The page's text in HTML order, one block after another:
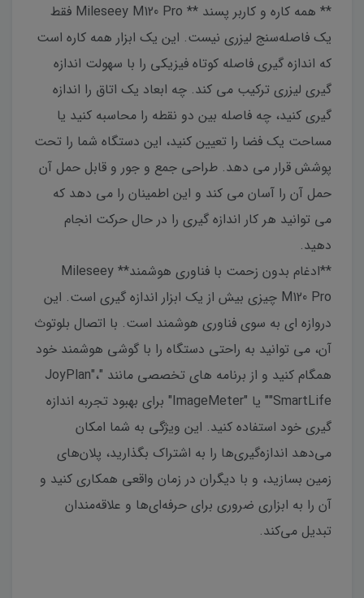
** همه کاره و کاربر پسند ** Mileseey M120 Pro فقط
یک فاصله‌سنج لیزری نیست. این یک ابزار همه کاره است
که اندازه گیری فاصله کوتاه فیزیکی را با سهولت اندازه
گیری لیزری ترکیب می کند. چه ابعاد یک اتاق را اندازه
گیری کنید، چه فاصله بین دو نقطه را محاسبه کنید یا
مساحت یک فضا را تعیین کنید، این دستگاه شما را تحت
پوشش قرار می دهد. طراحی جمع و جور و قابل حمل آن
حمل آن را آسان می کند و این اطمینان را می دهد که
می توانید هر کار اندازه گیری را در حال حرکت انجام
دهید.
**ادغام بدون زحمت با فناوری هوشمند** Mileseey
M120 Pro چیزی بیش از یک ابزار اندازه گیری است. این
دروازه ای به سوی فناوری هوشمند است. با اتصال بلوتوث
آن، می توانید به راحتی دستگاه را با گوشی هوشمند خود
همگام کنید و از برنامه های تخصصی مانند "JoyPlan"،
"SmartLife" یا "ImageMeter" برای بهبود تجربه اندازه
گیری خود استفاده کنید. این ویژگی به شما امکان
می‌دهد اندازه‌گیری‌ها را به اشتراک بگذارید، پلان‌های
زمین بسازید، و با دیگران در زمان واقعی همکاری کنید و
آن را به ابزاری ضروری برای حرفه‌ای‌ها و علاقه‌مندان
تبدیل می‌کند.